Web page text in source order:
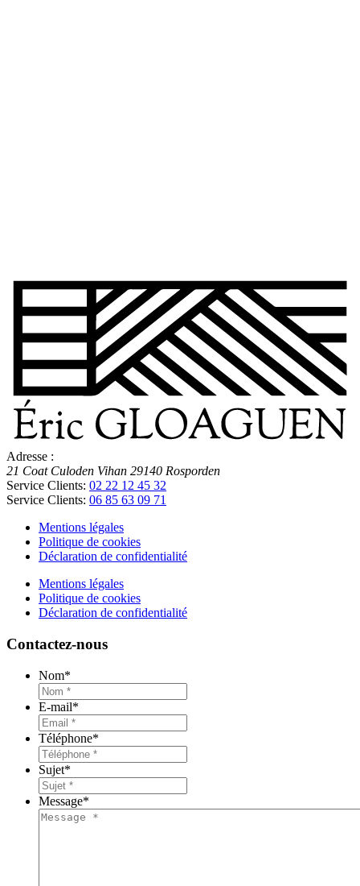
Adresse :
21 Coat Culoden Vihan 29140 Rosporden
Service Clients: 02 22 12 45 32
Service Clients: 06 85 63 09 71
Mentions légales
Politique de cookies
Déclaration de confidentialité
Mentions légales
Politique de cookies
Déclaration de confidentialité
Contactez-nous
Nom*
E-mail*
Téléphone*
Sujet*
Message*